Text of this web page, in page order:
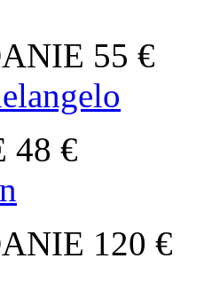
55 €
48 €
120 €